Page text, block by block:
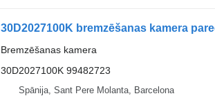
30D2027100K bremzēšanas kamera
Bremzēšanas kamera
30D2027100K 99482723
Spānija, Sant Pere Molanta, Barcelona